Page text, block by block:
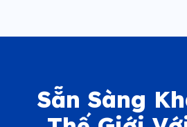
Sẵn Sàng